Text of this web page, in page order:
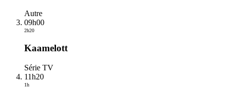
Autre
09h00
2h20
Kaamelott
Série TV
11h20
1h